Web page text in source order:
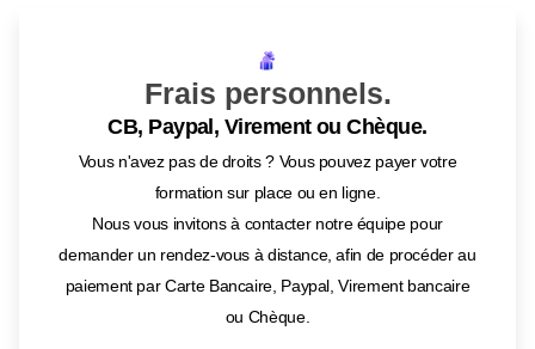
Frais personnels.
CB, Paypal, Virement ou Chèque.
Vous n'avez pas de droits ? Vous pouvez payer votre
formation sur place ou en ligne.
Nous vous invitons à contacter notre équipe pour
demander un rendez-vous à distance, afin de procéder au
paiement par Carte Bancaire, Paypal, Virement bancaire
ou Chèque.